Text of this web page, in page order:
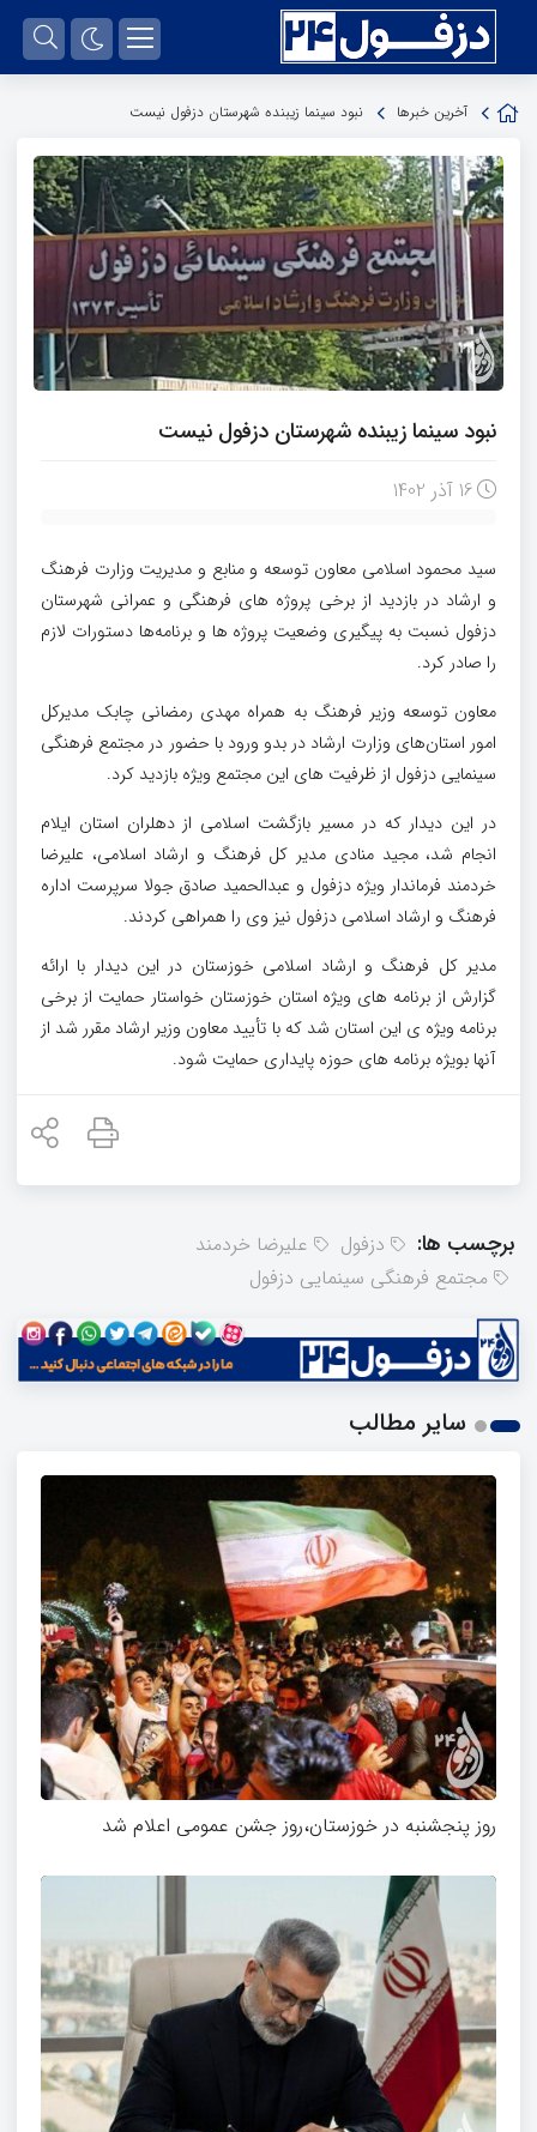
آخرین خبرها نبود سینما زیبنده شهرستان دزفول نیست
نبود سینما زیبنده شهرستان دزفول نیست
16 آذر 1402
سید محمود اسلامی معاون توسعه و منابع و مدیریت وزارت فرهنگ
و ارشاد در بازدید از برخی پروژه های فرهنگی و عمرانی شهرستان
دزفول نسبت به پیگیری وضعیت پروژه ها و برنامه‌ها دستورات لازم
را صادر کرد.
معاون توسعه وزیر فرهنگ به همراه مهدی رمضانی چابک مدیرکل
امور استان‌های وزارت ارشاد در بدو ورود با حضور در مجتمع فرهنگی
سینمایی دزفول از ظرفیت های این مجتمع ویژه بازدید کرد.
در این دیدار که در مسیر بازگشت اسلامی از دهلران استان ایلام
انجام شد، مجید منادی مدیر کل فرهنگ و ارشاد اسلامی، علیرضا
خردمند فرماندار ویژه دزفول و عبدالحمید صادق جولا سرپرست اداره
فرهنگ و ارشاد اسلامی دزفول نیز وی را همراهی کردند.
مدیر کل فرهنگ و ارشاد اسلامی خوزستان در این دیدار با ارائه
گزارش از برنامه های ویژه استان خوزستان خواستار حمایت از برخی
برنامه ویژه ی این استان شد که با تأیید معاون وزیر ارشاد مقرر شد از
آنها بویژه برنامه های حوزه پایداری حمایت شود.
برچسب ها: دزفول
علیرضا خردمند
مجتمع فرهنگی سینمایی دزفول
سایر مطالب
روز پنجشنبه در خوزستان،روز جشن عمومی اعلام شد